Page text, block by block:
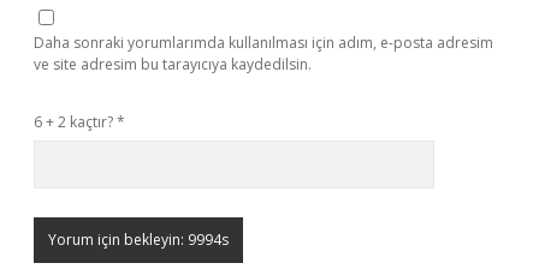
Daha sonraki yorumlarımda kullanılması için adım, e-posta adresim
ve site adresim bu tarayıcıya kaydedilsin.
6 + 2 kaçtır?*